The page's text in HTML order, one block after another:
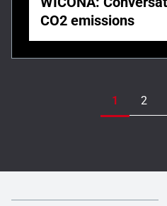
CO2 emissions